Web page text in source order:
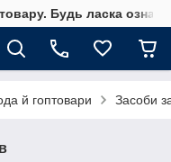
Будь ласка
й гоптовари Засоби